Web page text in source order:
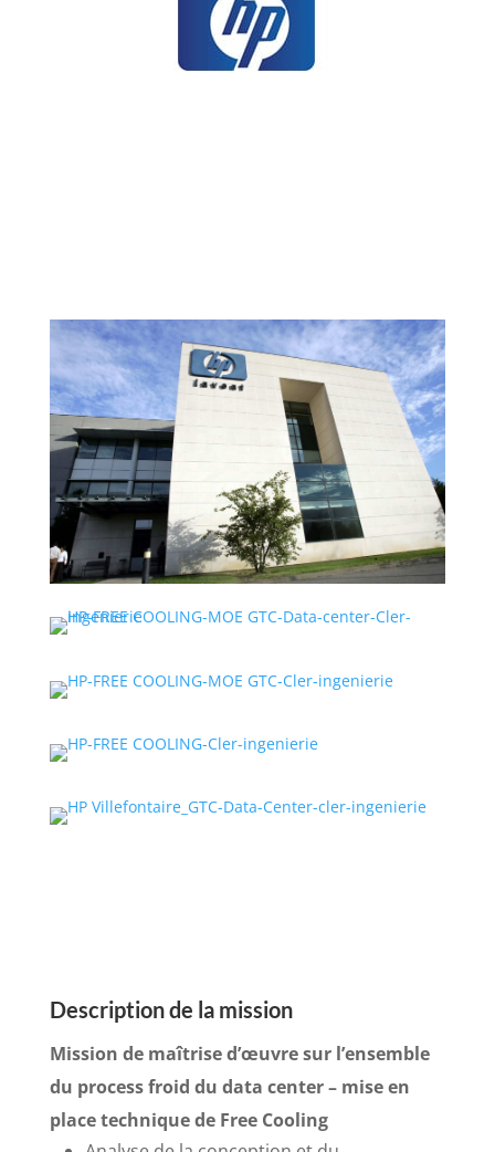
Description de la mission
Mission de maîtrise d’œuvre sur l’ensemble
du process froid du data center – mise en
place technique de Free Cooling